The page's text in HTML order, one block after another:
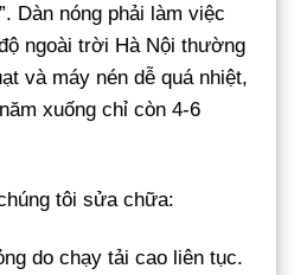
Dàn nóng phải làm việc
ngoài trời Hà Nội thường
và máy nén dễ quá nhiệt,
xuống chỉ còn 4-6
tôi sửa chữa:
do chạy tải cao liên tục.